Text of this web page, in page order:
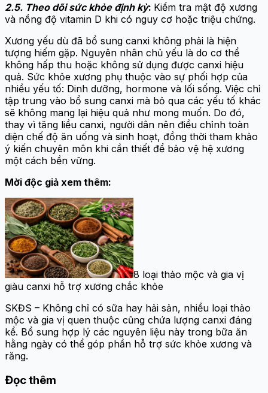
2.5. Theo dõi sức khỏe định kỳ: Kiểm tra mật độ xương
và nồng độ vitamin D khi có nguy cơ hoặc triệu chứng.
Xương yếu dù đã bổ sung canxi không phải là hiện
tượng hiếm gặp. Nguyên nhân chủ yếu là do cơ thể
không hấp thu hoặc không sử dụng được canxi hiệu
quả. Sức khỏe xương phụ thuộc vào sự phối hợp của
nhiều yếu tố: Dinh dưỡng, hormone và lối sống. Việc chỉ
tập trung vào bổ sung canxi mà bỏ qua các yếu tố khác
sẽ không mang lại hiệu quả như mong muốn. Do đó,
thay vì tăng liều canxi, người dân nên điều chỉnh toàn
diện chế độ ăn uống và sinh hoạt, đồng thời tham khảo
ý kiến chuyên môn khi cần thiết để bảo vệ hệ xương
một cách bền vững.
Mời độc giả xem thêm:
8 loại thảo mộc và gia vị
giàu canxi hỗ trợ xương chắc khỏe
SKĐS – Không chỉ có sữa hay hải sản, nhiều loại thảo
mộc và gia vị quen thuộc cũng chứa lượng canxi đáng
kể. Bổ sung hợp lý các nguyên liệu này trong bữa ăn
hằng ngày có thể góp phần hỗ trợ sức khỏe xương và
răng.
Đọc thêm